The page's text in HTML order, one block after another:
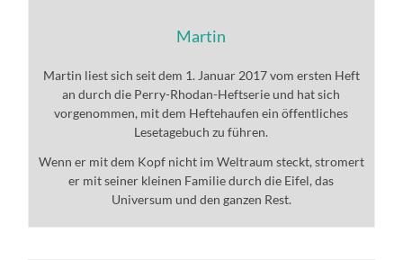
Martin
Martin liest sich seit dem 1. Januar 2017 vom ersten Heft
an durch die Perry-Rhodan-Heftserie und hat sich
vorgenommen, mit dem Heftehaufen ein öffentliches
Lesetagebuch zu führen.
Wenn er mit dem Kopf nicht im Weltraum steckt, stromert
er mit seiner kleinen Familie durch die Eifel, das
Universum und den ganzen Rest.